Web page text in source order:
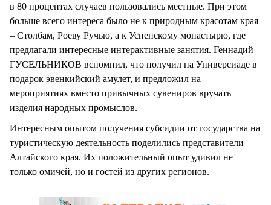
в 80 процентах случаев пользовались местные. При этом
больше всего интереса было не к природным красотам края
– Столбам, Роеву Ручью, а к Успенскому монастырю, где
предлагали интересные интерактивные занятия. Геннадий
ГУСЕЛЬНИКОВ вспомнил, что получил на Универсиаде в
подарок эвенкийский амулет, и предложил на
мероприятиях вместо привычных сувениров вручать
изделия народных промыслов.
Интересным опытом получения субсидии от государства на
туристическую деятельность поделились представители
Алтайского края. Их положительный опыт удивил не
только омичей, но и гостей из других регионов.